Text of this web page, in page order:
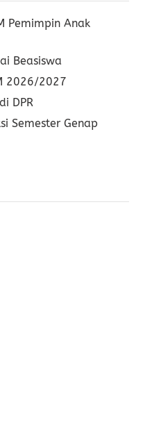
Pemimpin Anak
Beasiswa
2026/2027
DPR
Semester Genap